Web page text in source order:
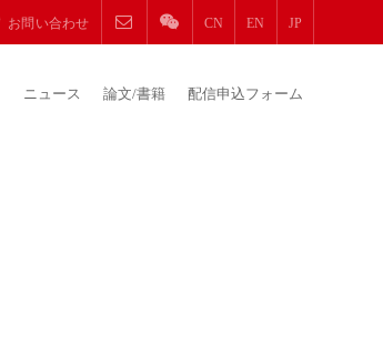
お問い合わせ CN EN JP
ニュース 論文/書籍 配信申込フォーム